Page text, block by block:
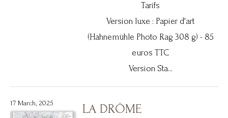
Tarifs
Version luxe : Papier d'art
(Hahnemühle Photo Rag 308 g) - 85
euros TTC
Version Sta...
17 March, 2025 LA DRÔME